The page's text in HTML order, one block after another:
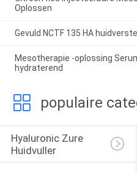
Oplossen
Gevuld NCTF 135 HA
Mesotherapie -oplossing
hydraterend
populaire
Hyaluronic Zure
Huidvuller